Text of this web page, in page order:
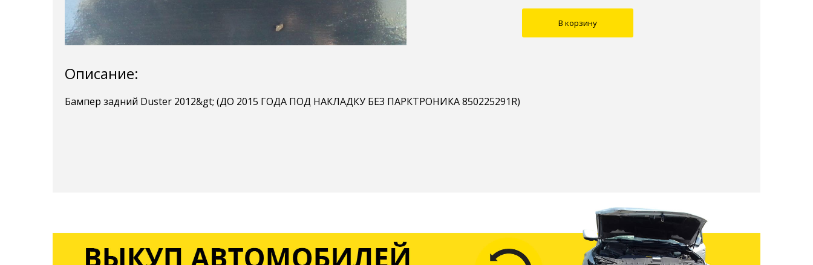
В корзину
Описание:
Бампер задний Duster 2012&gt; (ДО 2015 ГОДА ПОД НАКЛАДКУ БЕЗ ПАРКТРОНИКА 850225291R)